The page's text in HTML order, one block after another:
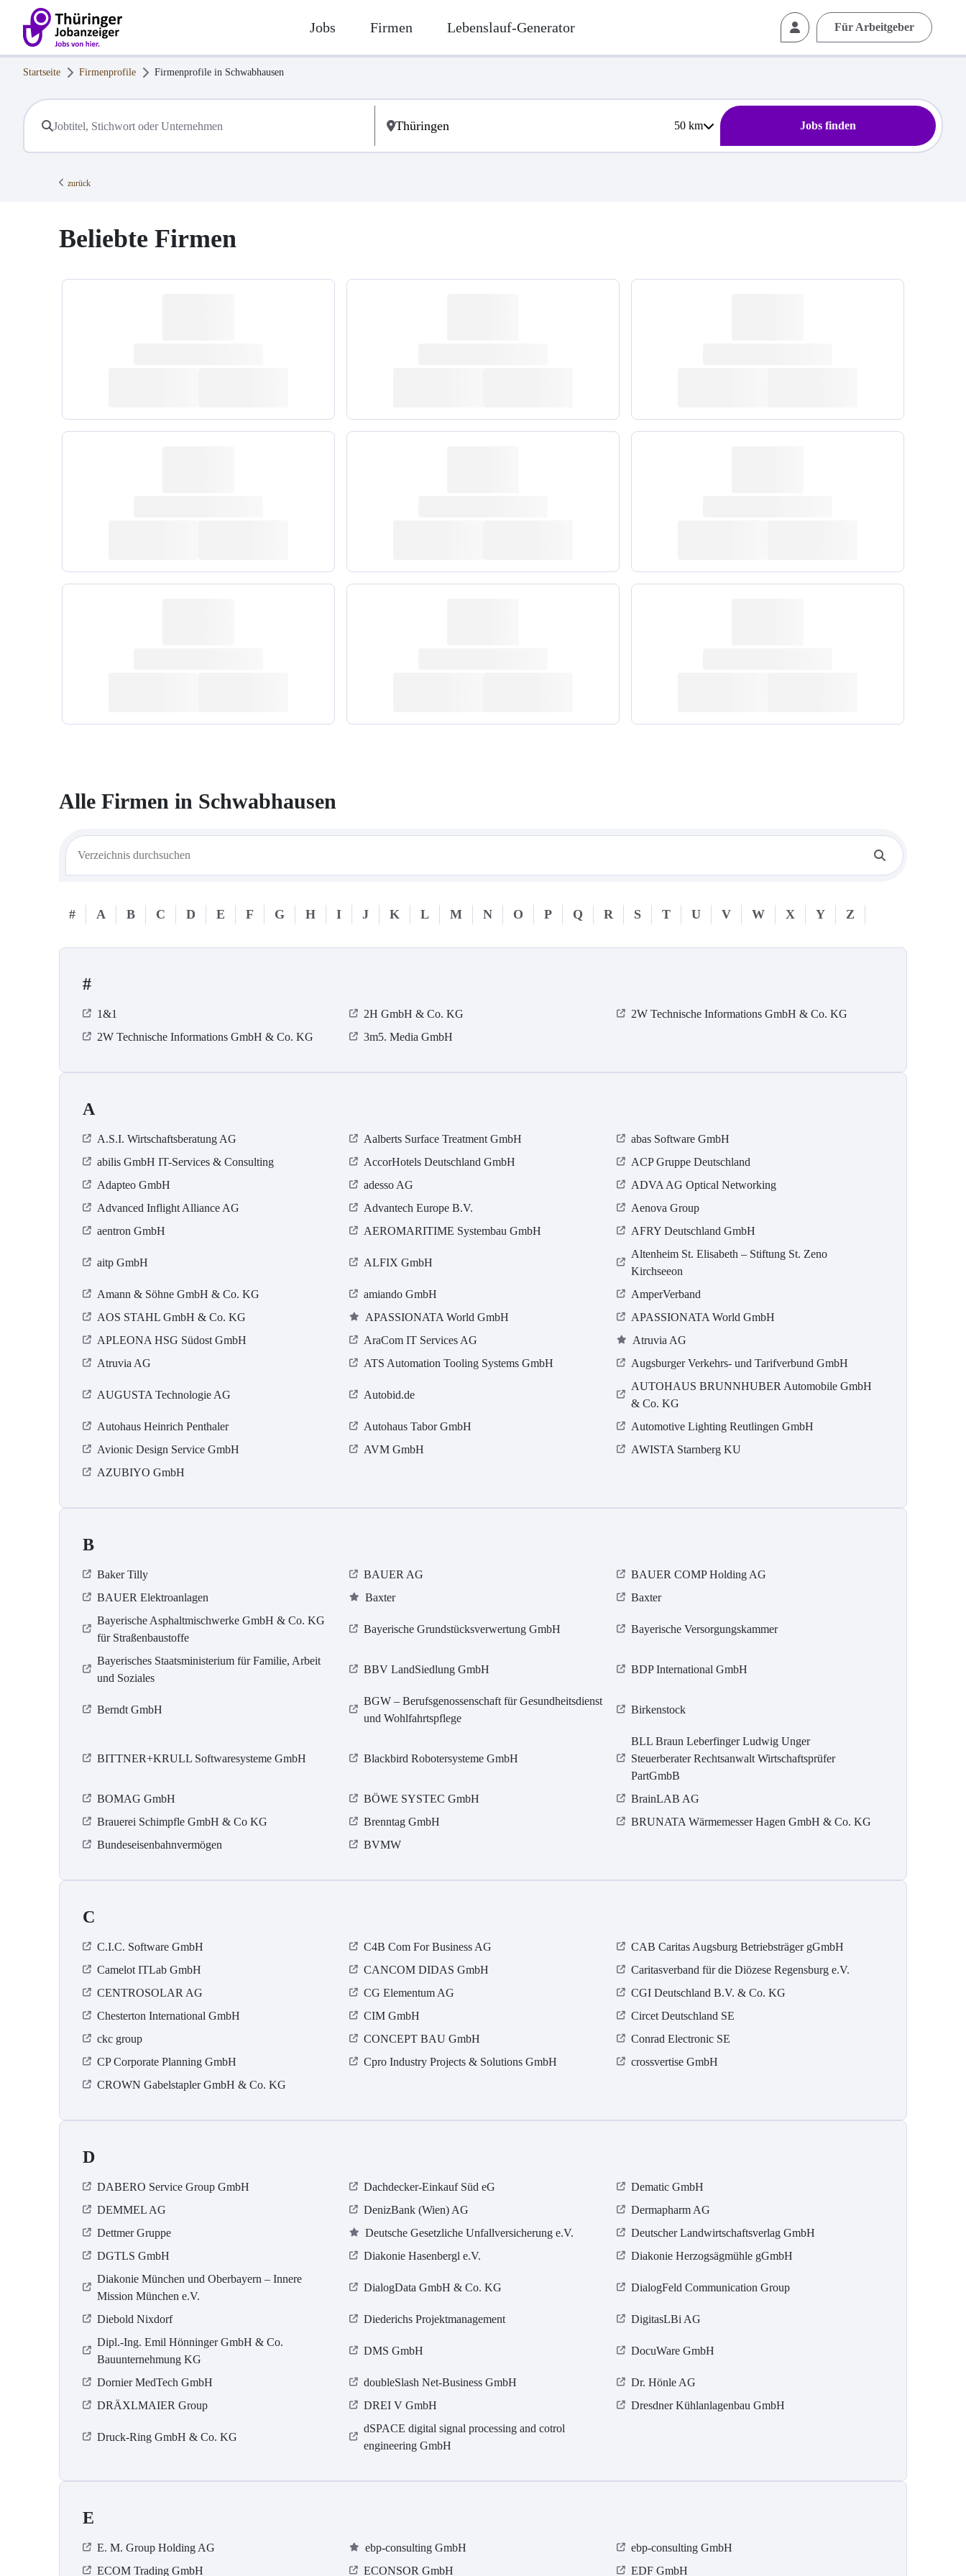
Jobs Firmen Lebenslauf-Generator Für Arbeitgeber
Startseite Firmenprofile Firmenprofile in Schwabhausen
50km Jobs finden
zurück
Beliebte Firmen
Alle Firmen in Schwabhausen
# A B C D E F G H I J K L M N O P Q R S T U V W X Y Z
#
1&1 2H GmbH & Co. KG
2W Technische Informations GmbH & Co. KG
2W Technische Informations GmbH & Co. KG
3m5. Media GmbH
A
A.S.I. Wirtschaftsberatung AG Aalberts Surface Treatment GmbH
abas Software GmbH
abilis GmbH IT-Services & Consulting
AccorHotels Deutschland GmbH
ACP Gruppe Deutschland
Adapteo GmbH
adesso AG
ADVA AG Optical Networking
Advanced Inflight Alliance AG
Advantech Europe B.V.
Aenova Group
aentron GmbH
AEROMARITIME Systembau GmbH AFRY Deutschland GmbH
aitp GmbH ALFIX GmbH
Altenheim St. Elisabeth – Stiftung St. Zeno
Kirchseeon
Amann & Söhne GmbH & Co. KG
amiando GmbH
AmperVerband
AOS STAHL GmbH & Co. KG
APASSIONATA World GmbH
APASSIONATA World GmbH
APLEONA HSG Südost GmbH
AraCom IT Services AG
Atruvia AG
Atruvia AG
ATS Automation Tooling Systems GmbH Augsburger Verkehrs- und Tarifverbund GmbH
AUGUSTA Technologie AG Autobid.de
AUTOHAUS BRUNNHUBER Automobile GmbH
& Co. KG
Autohaus Heinrich Penthaler
Autohaus Tabor GmbH
Automotive Lighting Reutlingen GmbH
Avionic Design Service GmbH
AVM GmbH
AWISTA Starnberg KU
AZUBIYO GmbH
B
Baker Tilly BAUER AG
BAUER COMP Holding AG
BAUER Elektroanlagen
Baxter
Baxter
Bayerische Asphaltmischwerke GmbH & Co. KG
für Straßenbaustoffe
Bayerische Grundstücksverwertung GmbH Bayerische Versorgungskammer
Bayerisches Staatsministerium für Familie, Arbeit
und Soziales
BBV LandSiedlung GmbH BDP International GmbH
Berndt GmbH
BGW – Berufsgenossenschaft für Gesundheitsdienst
und Wohlfahrtspflege
Birkenstock
BITTNER+KRULL Softwaresysteme GmbH Blackbird Robotersysteme GmbH
BLL Braun Leberfinger Ludwig Unger
Steuerberater Rechtsanwalt Wirtschaftsprüfer
PartGmbB
BOMAG GmbH
BÖWE SYSTEC GmbH
BrainLAB AG
Brauerei Schimpfle GmbH & Co KG
Brenntag GmbH
BRUNATA Wärmemesser Hagen GmbH & Co. KG
Bundeseisenbahnvermögen
BVMW
C
C.I.C. Software GmbH C4B Com For Business AG
CAB Caritas Augsburg Betriebsträger gGmbH
Camelot ITLab GmbH
CANCOM DIDAS GmbH
Caritasverband für die Diözese Regensburg e.V.
CENTROSOLAR AG
CG Elementum AG
CGI Deutschland B.V. & Co. KG
Chesterton International GmbH
CIM GmbH
Circet Deutschland SE
ckc group
CONCEPT BAU GmbH
Conrad Electronic SE
CP Corporate Planning GmbH
Cpro Industry Projects & Solutions GmbH
crossvertise GmbH
CROWN Gabelstapler GmbH & Co. KG
D
DABERO Service Group GmbH Dachdecker-Einkauf Süd eG
Dematic GmbH
DEMMEL AG
DenizBank (Wien) AG
Dermapharm AG
Dettmer Gruppe
Deutsche Gesetzliche Unfallversicherung e.V.
Deutscher Landwirtschaftsverlag GmbH
DGTLS GmbH
Diakonie Hasenbergl e.V.
Diakonie Herzogsägmühle gGmbH
Diakonie München und Oberbayern – Innere
Mission München e.V.
DialogData GmbH & Co. KG DialogFeld Communication Group
Diebold Nixdorf Diederichs Projektmanagement
DigitasLBi AG
Dipl.-Ing. Emil Hönninger GmbH & Co.
Bauunternehmung KG
DMS GmbH DocuWare GmbH
Dornier MedTech GmbH doubleSlash Net-Business GmbH
Dr. Hönle AG
DRÄXLMAIER Group
DREI V GmbH Dresdner Kühlanlagenbau GmbH
Druck-Ring GmbH & Co. KG
dSPACE digital signal processing and cotrol
engineering GmbH
E
E. M. Group Holding AG ebp-consulting GmbH
ebp-consulting GmbH
ECOM Trading GmbH
ECONSOR GmbH EDF GmbH